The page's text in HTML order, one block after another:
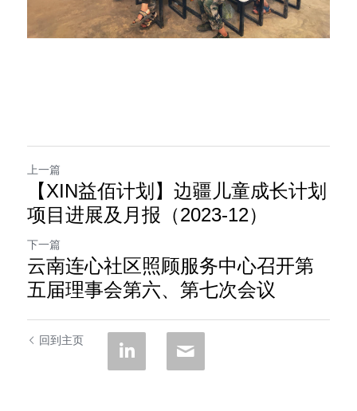
上一篇
【XIN益佰计划】边疆儿童成长计划
项目进展及月报（2023-12）
下一篇
云南连心社区照顾服务中心召开第
五届理事会第六、第七次会议
回到主页